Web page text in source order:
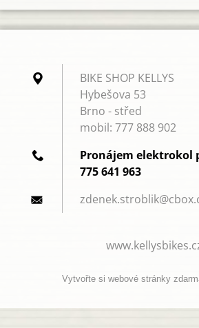
BIKE SHOP KELLYS
Hybešova 53
Brno - střed
mobil: 777 888 902
Pronájem elektrokol
775 641 963
zdenek.stroblik@
Vytvořte si webové stránky